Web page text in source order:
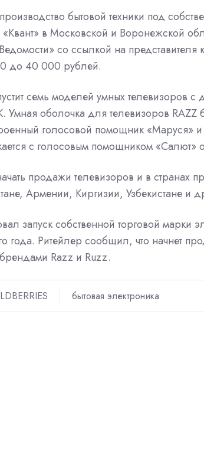
бытовой техники под
в Московской и Воронежской
со ссылкой на
до 40 000 рублей.
семь моделей умных телевизоров
оболочка для телевизоров RAZZ
голосовой помощник «Маруся»
с голосовым помощником «Салют»
продажи телевизоров и в странах
Армении, Киргизии, Узбекистане и
запуск собственной торговой марки
года. Ритейлер сообщил, что начнет
Razz и Ruzz.
бытовая электроника